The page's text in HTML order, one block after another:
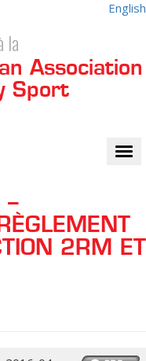
English
la
Association
Sport
–
2RM ET